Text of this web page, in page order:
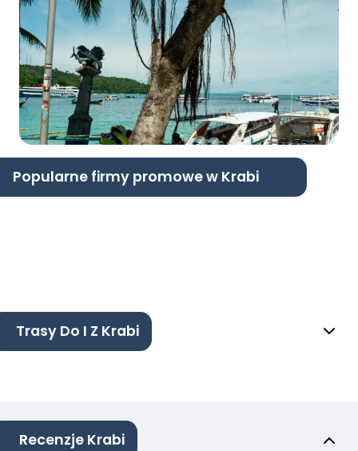
Popularne firmy promowe w Krabi
Trasy Do I Z Krabi
Recenzje Krabi